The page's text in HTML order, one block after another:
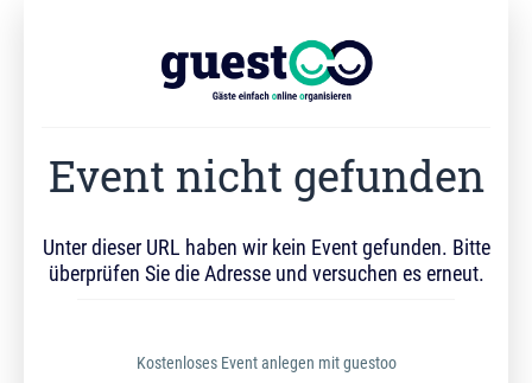
Event nicht gefunden
Unter dieser URL haben wir kein Event gefunden. Bitte
überprüfen Sie die Adresse und versuchen es erneut.
Kostenloses Event anlegen mit guestoo